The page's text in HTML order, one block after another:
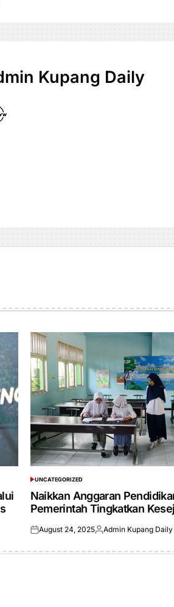
Kupang Daily
POSTED
IN
UNCATEGORIZED
Naikkan Anggaran
Pemerintah Tingkatkan
Posted
August 24, 2025Posted
Admin Kupang Daily